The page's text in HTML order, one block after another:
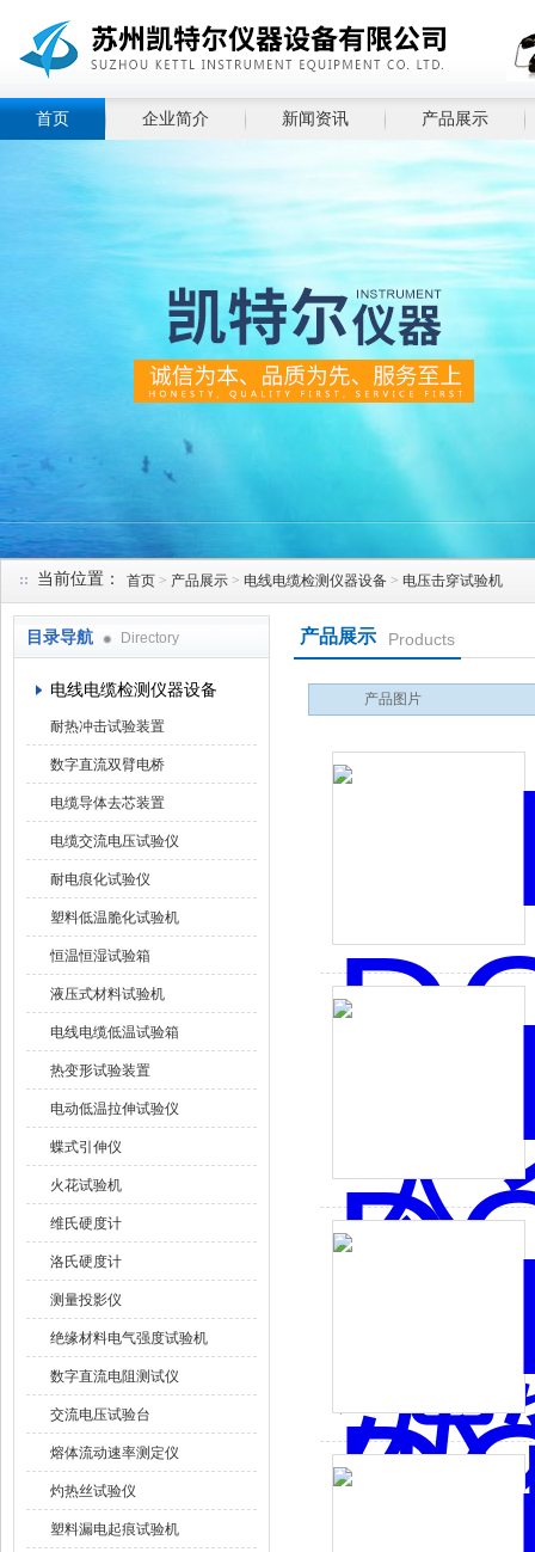
首页 企业简介 新闻资讯 产品展示
当前位置： 首页 > 产品展示 > 电线电缆检测仪器设备 > 电压击穿试验机
目录导航 Directory
电线电缆检测仪器设备
耐热冲击试验装置
数字直流双臂电桥
电缆导体去芯装置
电缆交流电压试验仪
耐电痕化试验仪
塑料低温脆化试验机
恒温恒湿试验箱
液压式材料试验机
电线电缆低温试验箱
热变形试验装置
电动低温拉伸试验仪
蝶式引伸仪
火花试验机
维氏硬度计
洛氏硬度计
测量投影仪
绝缘材料电气强度试验机
数字直流电阻测试仪
交流电压试验台
熔体流动速率测定仪
灼热丝试验仪
塑料漏电起痕试验机
产品展示 Products
产品图片